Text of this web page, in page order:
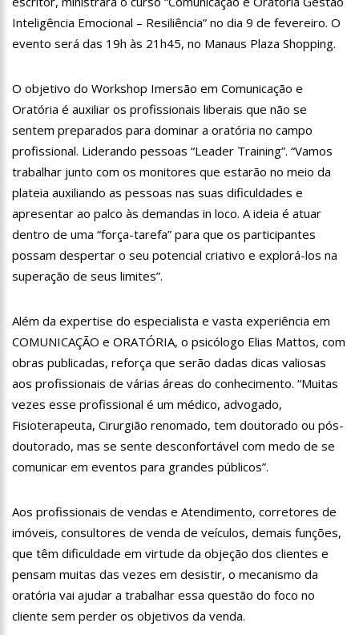
22:45 Hissa Abrahão tem candidatura deferida pela Justiça Eleitoral
10:39 Tecnologia 5G: Sinal em Manaus será ativado até novembro
deste ano
10:32 Vacinação contra Covid-19 acontece em 12 postos neste
sábado em Manaus
18:03 Bolsistas do Prouni começam a receber hoje auxílio de R$
Pesquisa aponta que tecnologia pode ajudar na melhoria da
qualidade das escolas no Amazonas
20:07 Amazonino pretende transforma o estado em um canteiro de
obras para combater desemprego? fome e miséria
19:46 Viviane Lima é aposta do MDB para ser deputada federal do
para o Manausmed
00:59 Pré-Candidata a Deputada Federal, Viviane Lima(MDB)
desponta nas pesquisas de intenção de votos
10:06 Populares expulsam equipe da Amazonas Energia que
tentava instalar novos medidores em Manaus
08:46 Bolsonaro vai retornar a Manaus na segunda quinzena de
Junho, afirma Menezes
PRÉ-CANDIDATURA – ‘Vamos mostrar nossa força’, diz Arthur
ao ser ovacionado em festa popular
contra a Covid-19 nesta semana em Manaus
13:57 Moradores celebram pagamento de indenizações do Anel
11:55
Enem só em 2022, tem 3,3 milhões de inscrições confirmadas
no Brasil
11:32 Engenheiro é o segundo brasileiro a viajar ao espaço, confira
agora:
Inteligência Emocional – Resiliência” no dia 9 de fevereiro. O
evento será das 19h às 21h45, no Manaus Plaza Shopping.
O objetivo do Workshop Imersão em Comunicação e
Oratória é auxiliar os profissionais liberais que não se
sentem preparados para dominar a oratória no campo
profissional. Liderando pessoas “Leader Training”. “Vamos
trabalhar junto com os monitores que estarão no meio da
plateia auxiliando as pessoas nas suas dificuldades e
apresentar ao palco às demandas in loco. A ideia é atuar
dentro de uma “força-tarefa” para que os participantes
possam despertar o seu potencial criativo e explorá-los na
superação de seus limites”.
Além da expertise do especialista e vasta experiência em
COMUNICAÇÃO e ORATÓRIA, o psicólogo Elias Mattos, com
obras publicadas, reforça que serão dadas dicas valiosas
aos profissionais de várias áreas do conhecimento. “Muitas
vezes esse profissional é um médico, advogado,
Fisioterapeuta, Cirurgião renomado, tem doutorado ou pós-
doutorado, mas se sente desconfortável com medo de se
comunicar em eventos para grandes públicos”.
Aos profissionais de vendas e Atendimento, corretores de
imóveis, consultores de venda de veículos, demais funções,
que têm dificuldade em virtude da objeção dos clientes e
pensam muitas das vezes em desistir, o mecanismo da
oratória vai ajudar a trabalhar essa questão do foco no
cliente sem perder os objetivos da venda.